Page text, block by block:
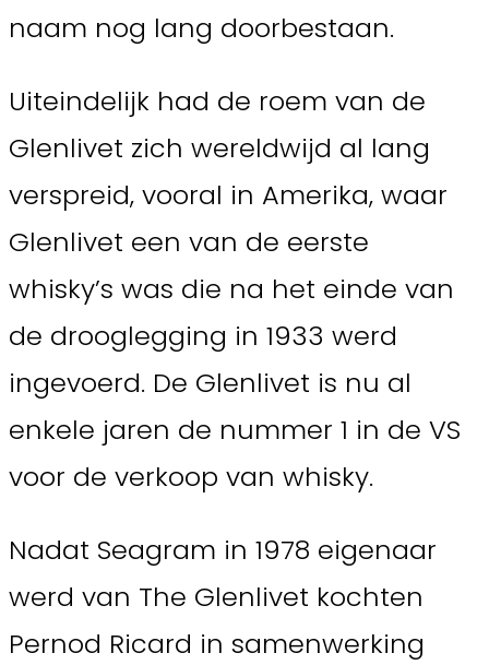
naam nog lang doorbestaan.
Uiteindelijk had de roem van de
Glenlivet zich wereldwijd al lang
verspreid, vooral in Amerika, waar
Glenlivet een van de eerste
whisky’s was die na het einde van
de drooglegging in 1933 werd
ingevoerd. De Glenlivet is nu al
enkele jaren de nummer 1 in de VS
voor de verkoop van whisky.
Nadat Seagram in 1978 eigenaar
werd van The Glenlivet kochten
Pernod Ricard in samenwerking